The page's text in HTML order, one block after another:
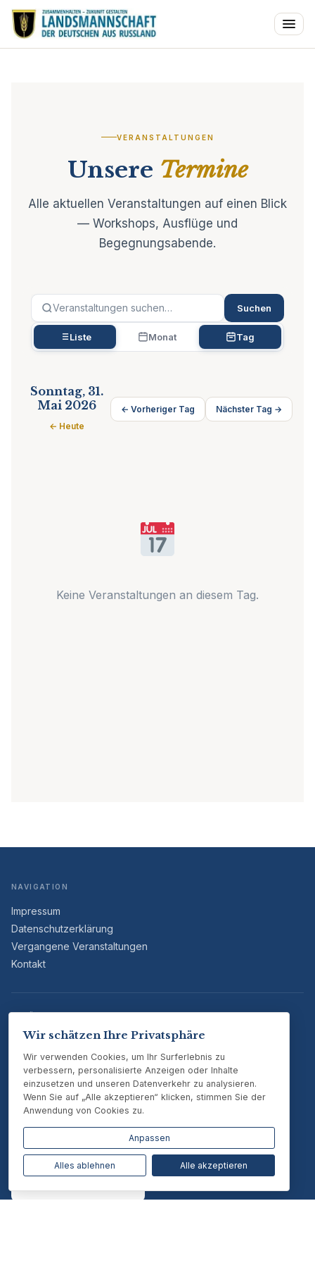
VERANSTALTUNGEN
Unsere Termine
Alle aktuellen Veranstaltungen auf einen Blick
— Workshops, Ausflüge und
Begegnungsabende.
Suchen
Liste Monat Tag
← Vorheriger Tag
Sonntag, 31.
Mai 2026
← Heute
Nächster Tag →
Keine Veranstaltungen an diesem Tag.
NAVIGATION
Impressum
Datenschutzerklärung
Vergangene Veranstaltungen
Kontakt
GEFÖRDERT DURCH:
Dieses Projekt wird vom Bundesministerium des Innern aufgrund
Wir schätzen Ihre Privatsphäre
Wir verwenden Cookies, um Ihr Surferlebnis zu
verbessern, personalisierte Anzeigen oder Inhalte
einzusetzen und unseren Datenverkehr zu analysieren.
Wenn Sie auf „Alle akzeptieren“ klicken, stimmen Sie der
Anwendung von Cookies zu.
Anpassen
Alles ablehnen Alle akzeptieren